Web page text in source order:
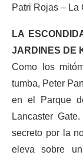
Patri Rojas – La
LA
JARDINES DE
Como los
tumba, Peter
en el Parque
Lancaster
secreto por la
eleva sobre